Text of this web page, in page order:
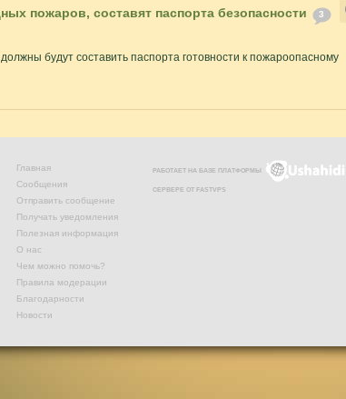
пожаров, составят паспорта безопасности 3
будут составить паспорта готовности к пожароопасному
Главная
Сообщения
Отправить сообщение
Получать уведомления
Полезная информация
О нас
Чем можно помочь?
Правила модерации
Благодарности
Новости
РАБОТАЕТ НА БАЗЕ ПЛАТФОРМЫ
СЕРВЕРЕ ОТ FASTVPS